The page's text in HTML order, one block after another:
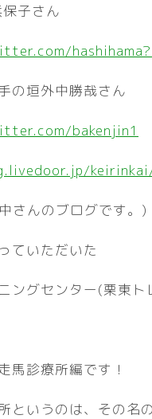
子さん
の垣外中勝哉さん
bakenjin1
んのブログです。)
ていただいた
ングセンター(栗東ト
馬診療所編です！
というのは、その名